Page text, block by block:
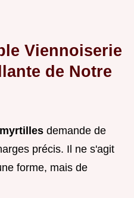
Viennoiserie
de Notre
demande de
précis. Il ne s'agit
forme, mais de